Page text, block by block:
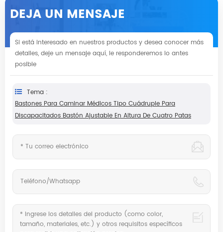
DEJA UN MENSAJE
Si está interesado en nuestros productos y desea conocer más
detalles, deje un mensaje aquí, le responderemos lo antes
posible
Tema :
Bastones Para Caminar Médicos Tipo Cuádruple Para
Discapacitados Bastón Ajustable En Altura De Cuatro Patas